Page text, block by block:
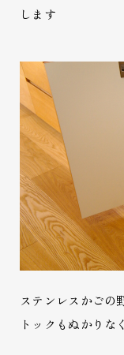
します
ステンレスかごの
トックもぬかりなく